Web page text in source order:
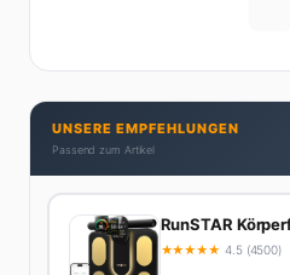
Brunch-Spot der Stadt.
auf echter Erfahrung – ihre
zweimal in Design-
UNSERE EMPFEHLUNGEN
Passend zum Artikel
RunSTAR
★★★★★ 4.5 (4500)